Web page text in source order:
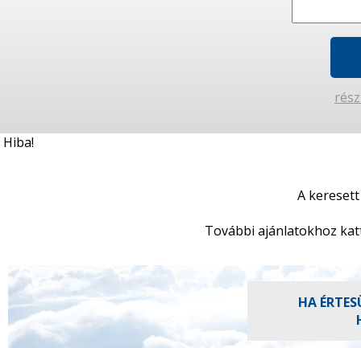
Hiba!
A
További ajánlatokhoz
HA